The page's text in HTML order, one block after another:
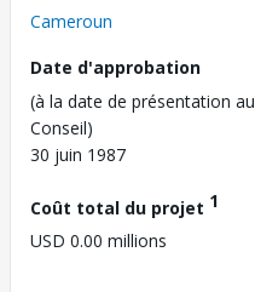
Cameroun
Date d'approbation
(à la date de présentation au
Conseil)
30 juin 1987
Coût total du projet 1
USD 0.00 millions